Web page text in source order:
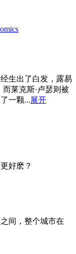
生出了白发，露易
莱克斯·卢瑟则被
一颗...展开
好麽？
间，整个城市在